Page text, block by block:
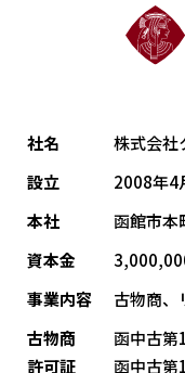
社名
株式会社
設立
2008年4
本社
函館市本
資本金
事業内容
古物商、
古物商
許可証
函中古
函中古